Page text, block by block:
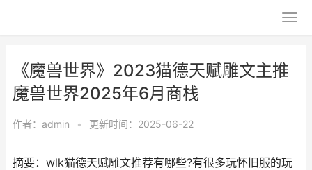
《魔兽世界》2023猫德天赋雕文主推
魔兽世界2025年6月商栈
作者： admin • 更新时间：2025-06-22
摘要：wlk猫德天赋雕文推荐有哪些?有很多玩怀旧服的玩